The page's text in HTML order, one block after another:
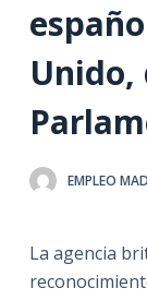
Unido,
EMPLEO
La agencia